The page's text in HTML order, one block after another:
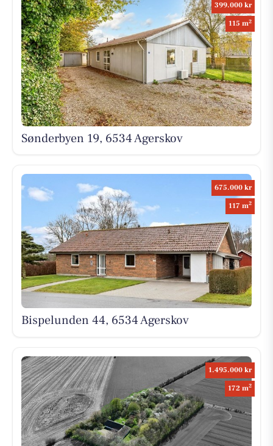
399.000 kr
115 m2
Sønderbyen 19, 6534 Agerskov
675.000 kr
117 m2
Bispelunden 44, 6534 Agerskov
1.495.000 kr
172 m2